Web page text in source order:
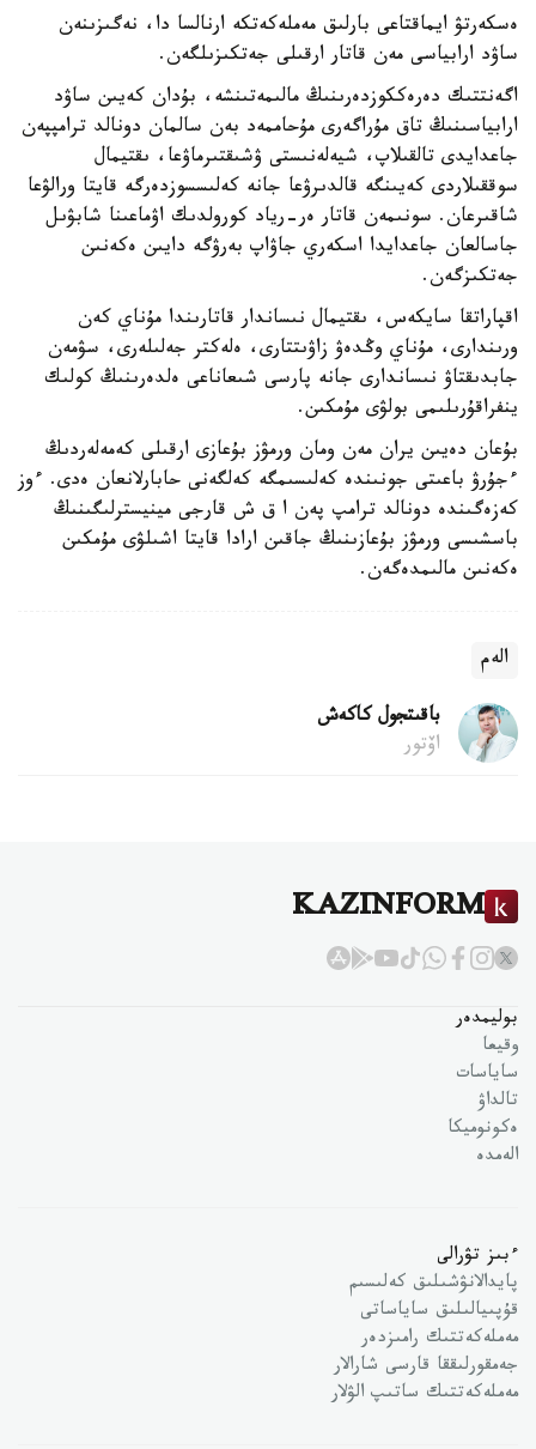
ەسكەرتۋ ايماقتاعى بارلىق مەملەكەتكە ارنالسا دا، نەگىزىنەن
ساۋد ارابياسى مەن قاتار ارقىلى جەتكىزىلگەن.
اگەنتتىك دەرەككوزدەرىنىڭ مالىمەتىنشە، بۇدان كەيىن ساۋد
ارابياسىنىڭ تاق مۇراگەرى مۇحاممەد بەن سالمان دونالد ترامپپەن
جاعدايدى تالقىلاپ، شيەلەنىستى ۋشىقتىرماۋعا، ىقتيمال
سوققىلاردى كەيىنگە قالدىرۋعا جانە كەلىسسوزدەرگە قايتا ورالۋعا
شاقىرعان. سونىمەن قاتار ەر-رياد كورولدىك اۋماعىنا شابۋىل
جاسالعان جاعدايدا اسكەري جاۋاپ بەرۋگە دايىن ەكەنىن
جەتكىزگەن.
اقپاراتقا سايكەس، ىقتيمال نىساندار قاتارىندا مۇناي كەن
ورىندارى، مۇناي وڭدەۋ زاۋىتتارى، ەلەكتر جەلىلەرى، سۋمەن
جابدىقتاۋ نىساندارى جانە پارسى شىعاناعى ەلدەرىنىڭ كولىك
ينفراقۇرىلىمى بولۋى مۇمكىن.
بۇعان دەيىن يران مەن ومان ورمۋز بۇعازى ارقىلى كەمەلەردىڭ
ءجۇرۋ باعىتى جونىندە كەلىسىمگە كەلگەنى حابارلانعان ەدى. ءوز
كەزەگىندە دونالد ترامپ پەن ا ق ش قارجى مينيسترلىگىنىڭ
باسشىسى ورمۋز بۇعازىنىڭ جاقىن ارادا قايتا اشىلۋى مۇمكىن
ەكەنىن مالىمدەگەن.
الەم
باقىتجول كاكەش
اۆتور
KAZINFORM
بوليمدەر
وقيعا
ساياسات
تالداۋ
ەكونوميكا
الەمدە
ءبىز تۋرالى
پايدالانۋشىلىق كەلىسىم
قۇپىيالىلىق ساياساتى
مەملەكەتتىك رامىزدەر
جەمقورلىققا قارسى شارالار
مەملەكەتتىك ساتىپ الۋلار